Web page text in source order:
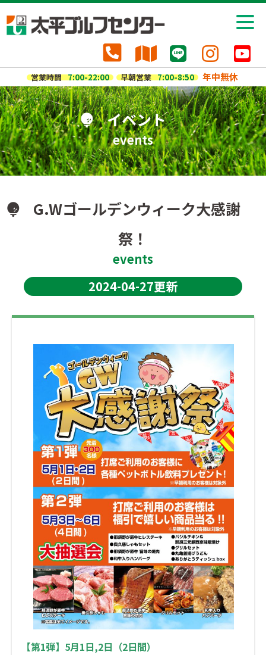
営業時間 7:00-22:00 早朝営業 7:00-8:50 年中無休
イベント
events
G.Wゴールデンウィーク大感謝
祭！
events
2024-04-27更新
【第1弾】5月1日,2日（2日間）